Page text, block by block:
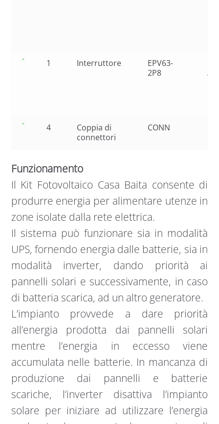
1 Interruttore
EPV63-
2P8
4
Coppia di
connettori
CONN
Funzionamento
Il Kit Fotovoltaico Casa Baita consente di
produrre energia per alimentare utenze in
zone isolate dalla rete elettrica.
Il sistema può funzionare sia in modalità
UPS, fornendo energia dalle batterie, sia in
modalità inverter, dando priorità ai
pannelli solari e successivamente, in caso
di batteria scarica, ad un altro generatore.
L’impianto provvede a dare priorità
all’energia prodotta dai pannelli solari
mentre l’energia in eccesso viene
accumulata nelle batterie. In mancanza di
produzione dai pannelli e batterie
scariche, l’inverter disattiva l’impianto
solare per iniziare ad utilizzare l’energia